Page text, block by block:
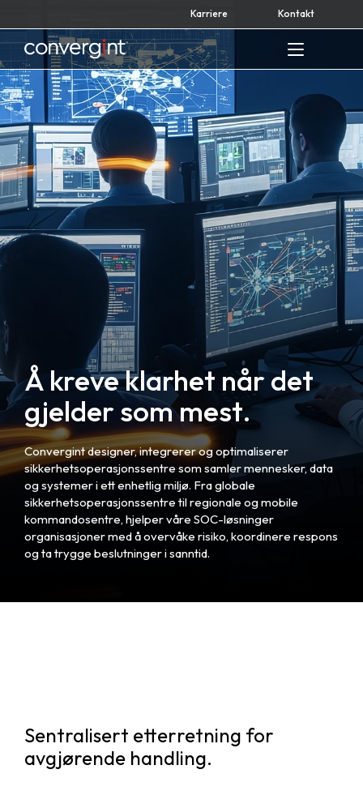
to
content
Karriere Kontakt
Home
Å kreve klarhet når det
gjelder som mest.
Convergint designer, integrerer og optimaliserer
sikkerhetsoperasjonssentre som samler mennesker, data
og systemer i ett enhetlig miljø. Fra globale
sikkerhetsoperasjonssentre til regionale og mobile
kommandosentre, hjelper våre SOC-løsninger
organisasjoner med å overvåke risiko, koordinere respons
og ta trygge beslutninger i sanntid.
Sentralisert etterretning for
avgjørende handling.